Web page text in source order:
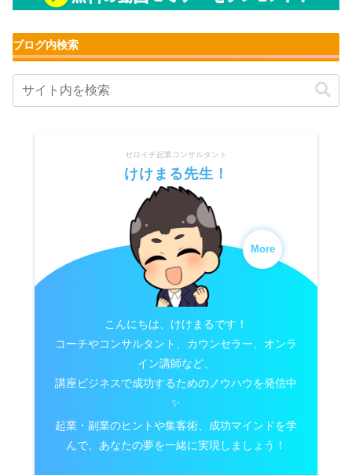
ブログ内検索
ゼロイチ起業コンサルタント
けけまる先生！
More
こんにちは、けけまるです！
コーチやコンサルタント、カウンセラー、オンラ
イン講師など、
講座ビジネスで成功するためのノウハウを発信中
✨
起業・副業のヒントや集客術、成功マインドを学
んで、あなたの夢を一緒に実現しましょう！